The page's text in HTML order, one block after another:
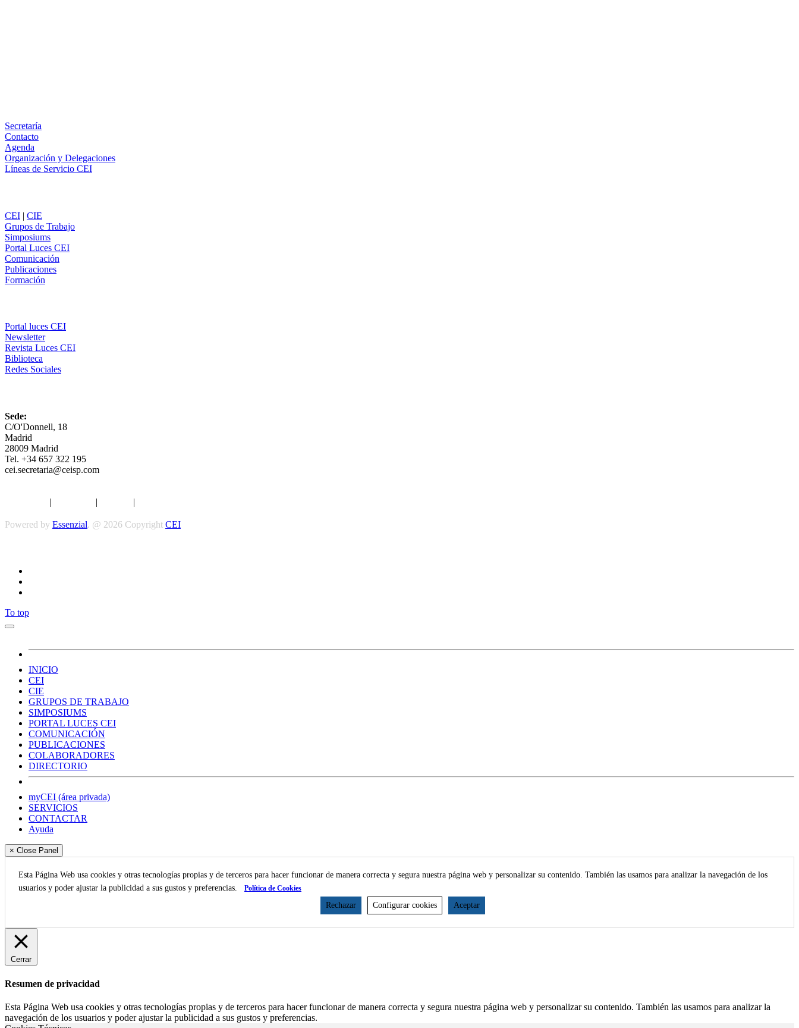
Secretaría
Contacto
Agenda
Organización y Delegaciones
Líneas de Servicio CEI
CEI | CIE
Grupos de Trabajo
Simposiums
Portal Luces CEI
Comunicación
Publicaciones
Formación
Portal luces CEI
Newsletter
Revista Luces CEI
Biblioteca
Redes Sociales
Sede:
C/O'Donnell, 18
Madrid
28009 Madrid
Tel. +34 657 322 195
cei.secretaria@ceisp.com
| | |
Powered by Essenzial. @ 2026 Copyright CEI
To top
INICIO
CEI
CIE
GRUPOS DE TRABAJO
SIMPOSIUMS
PORTAL LUCES CEI
COMUNICACIÓN
PUBLICACIONES
COLABORADORES
DIRECTORIO
myCEI (área privada)
SERVICIOS
CONTACTAR
Ayuda
× Close Panel
Esta Página Web usa cookies y otras tecnologías propias y de terceros para hacer funcionar de manera correcta y segura nuestra página web y personalizar su contenido. También las usamos para analizar la navegación de los
usuarios y poder ajustar la publicidad a sus gustos y preferencias.
Política de Cookies
Rechazar Configurar cookies Aceptar
Cerrar
Resumen de privacidad
Esta Página Web usa cookies y otras tecnologías propias y de terceros para hacer funcionar de manera correcta y segura nuestra página web y personalizar su contenido. También las usamos para analizar la
navegación de los usuarios y poder ajustar la publicidad a sus gustos y preferencias.